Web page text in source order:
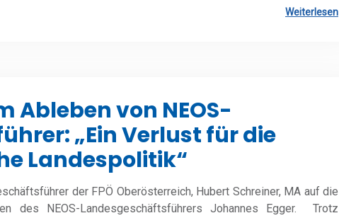
Weiterlesen
Ableben von NEOS-
„Ein Verlust für die
Landespolitik“
der FPÖ Oberösterreich, Hubert Schreiner, MA auf die
des NEOS-Landesgeschäftsführers Johannes Egger. Trotz